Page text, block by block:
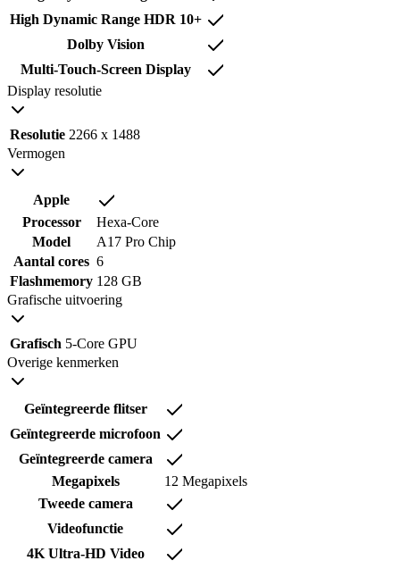
High Dynamic Range HDR 10+
Dolby Vision
Multi-Touch-Screen Display
Display resolutie
Resolutie 2266 x 1488
Vermogen
Apple
Processor
Hexa-Core
Model
A17 Pro Chip
Aantal cores 6
Flashmemory 128 GB
Grafische uitvoering
Grafisch 5-Core GPU
Overige kenmerken
Geïntegreerde flitser
Geïntegreerde microfoon
Geïntegreerde camera
Megapixels
12 Megapixels
Tweede camera
Videofunctie
4K Ultra-HD Video